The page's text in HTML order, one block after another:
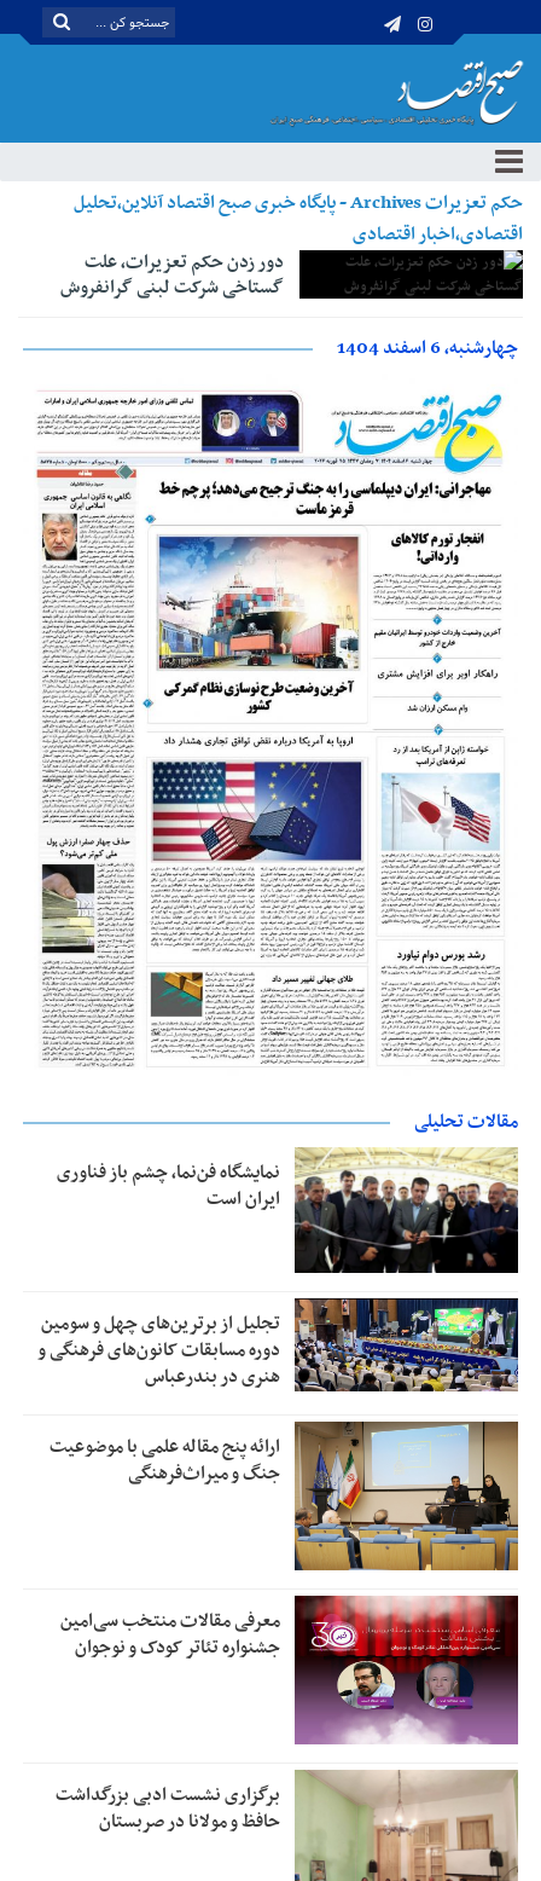
حکم تعزیرات Archives - پایگاه خبری صبح اقتصاد آنلاین،تحلیل
اقتصادی،اخبار اقتصادی
دور زدن حکم تعزیرات، علت
گستاخی شرکت‌ لبنی گرانفروش
چهارشنبه، 6 اسفند 1404
مقالات تحلیلی
نمایشگاه فن‌نما، چشم باز فناوری
ایران است
تجلیل از بر‌ترین‌های چهل و سومین
دوره مسابقات کانون‌های فرهنگی و
هنری در بندرعباس
ارائه پنج مقاله علمی با موضوعیت
جنگ و میراث‌فرهنگی
معرفی مقالات منتخب سی‌امین
جشنواره تئاتر کودک و نوجوان
برگزاری نشست ادبی بزرگداشت
حافظ و مولانا در صربستان